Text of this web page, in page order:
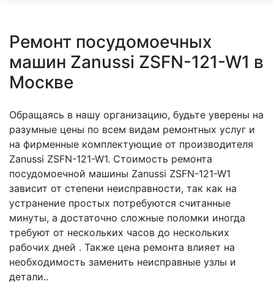
Ремонт посудомоечных
машин Zanussi ZSFN-121-W1 в
Москве
Обращаясь в нашу организацию, будьте уверены на
разумные цены по всем видам ремонтных услуг и
на фирменные комплектующие от производителя
Zanussi ZSFN-121-W1. Стоимость ремонта
посудомоечной машины Zanussi ZSFN-121-W1
зависит от степени неисправности, так как на
устранение простых потребуются считанные
минуты, а достаточно сложные поломки иногда
требуют от нескольких часов до нескольких
рабочих дней . Также цена ремонта влияет на
необходимость заменить неисправные узлы и
детали..